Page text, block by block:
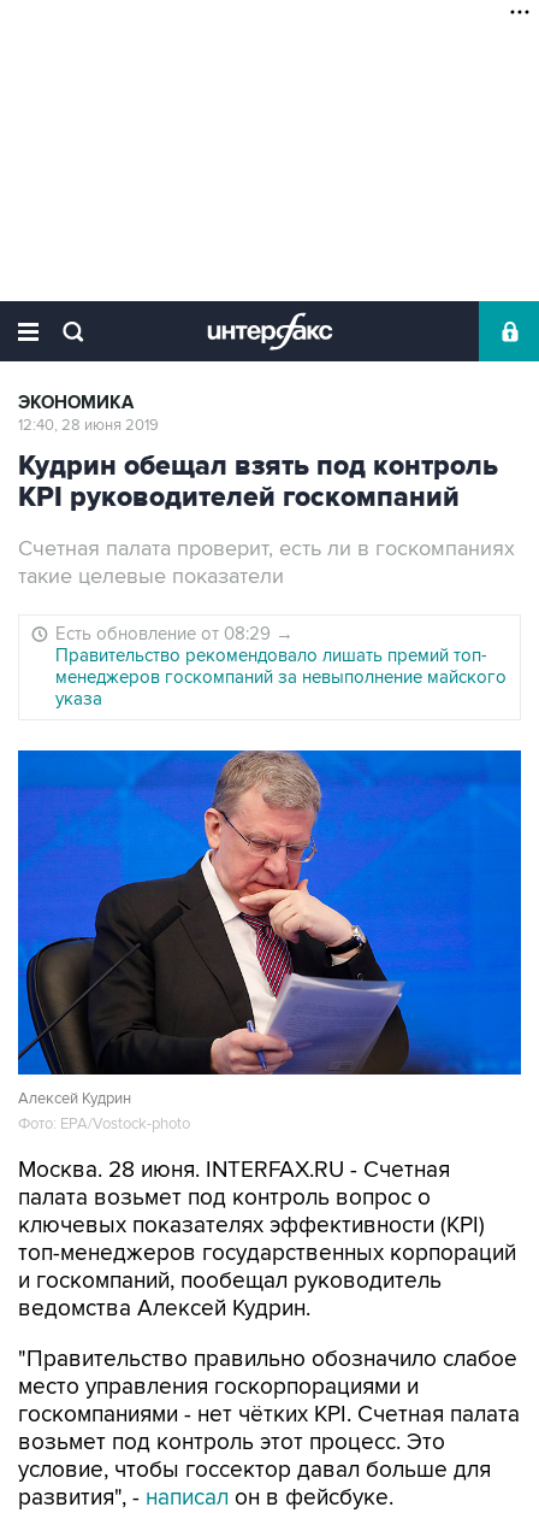
ЭКОНОМИКА
12:40, 28 июня 2019
Кудрин обещал взять под контроль
KPI руководителей госкомпаний
Счетная палата проверит, есть ли в госкомпаниях
такие целевые показатели
Есть обновление от 08:29 →
Правительство рекомендовало лишать премий топ-
менеджеров госкомпаний за невыполнение майского
указа
Алексей Кудрин
Фото: EPA/Vostock-photo
Москва. 28 июня. INTERFAX.RU - Счетная
палата возьмет под контроль вопрос о
ключевых показателях эффективности (KPI)
топ-менеджеров государственных корпораций
и госкомпаний, пообещал руководитель
ведомства Алексей Кудрин.
"Правительство правильно обозначило слабое
место управления госкорпорациями и
госкомпаниями - нет чётких KPI. Счетная палата
возьмет под контроль этот процесс. Это
условие, чтобы госсектор давал больше для
развития", - написал он в фейсбуке.